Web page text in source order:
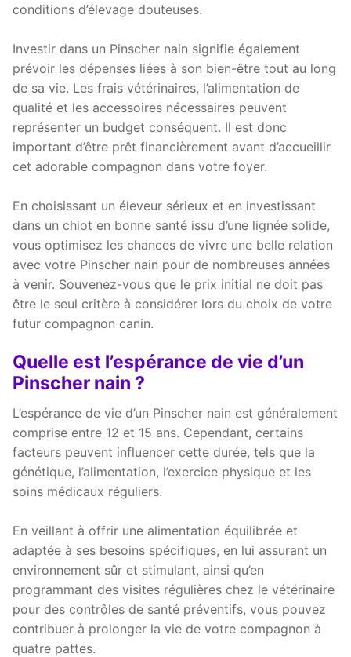
conditions d’élevage douteuses.
Investir dans un Pinscher nain signifie également
prévoir les dépenses liées à son bien-être tout au long
de sa vie. Les frais vétérinaires, l’alimentation de
qualité et les accessoires nécessaires peuvent
représenter un budget conséquent. Il est donc
important d’être prêt financièrement avant d’accueillir
cet adorable compagnon dans votre foyer.
En choisissant un éleveur sérieux et en investissant
dans un chiot en bonne santé issu d’une lignée solide,
vous optimisez les chances de vivre une belle relation
avec votre Pinscher nain pour de nombreuses années
à venir. Souvenez-vous que le prix initial ne doit pas
être le seul critère à considérer lors du choix de votre
futur compagnon canin.
Quelle est l’espérance de vie d’un
Pinscher nain ?
L’espérance de vie d’un Pinscher nain est généralement
comprise entre 12 et 15 ans. Cependant, certains
facteurs peuvent influencer cette durée, tels que la
génétique, l’alimentation, l’exercice physique et les
soins médicaux réguliers.
En veillant à offrir une alimentation équilibrée et
adaptée à ses besoins spécifiques, en lui assurant un
environnement sûr et stimulant, ainsi qu’en
programmant des visites régulières chez le vétérinaire
pour des contrôles de santé préventifs, vous pouvez
contribuer à prolonger la vie de votre compagnon à
quatre pattes.